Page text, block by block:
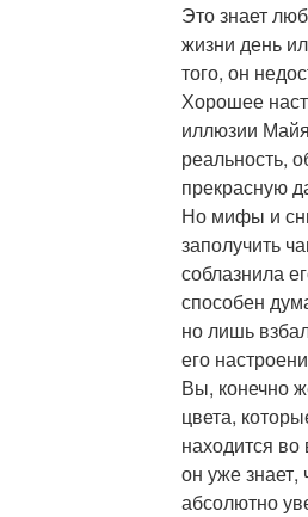
Это знает
жизни день
того, он
Хорошее
иллюзии
реальность,
прекрасную
Но мифы и
заполучить
соблазнила
способен
но лишь
его
Вы, конечно
цвета,
находится во
он уже знает,
абсолютно